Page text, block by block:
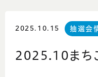
2025.10.15 抽選会
2025.10まち